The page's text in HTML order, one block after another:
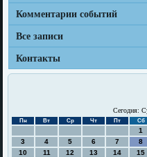
Комментарии событий
Все записи
Контакты
Сегодня:
Пн Вт Ср Чт Пт Сб
1
3
4 5 6 7 8
10
11 12 13 14 15